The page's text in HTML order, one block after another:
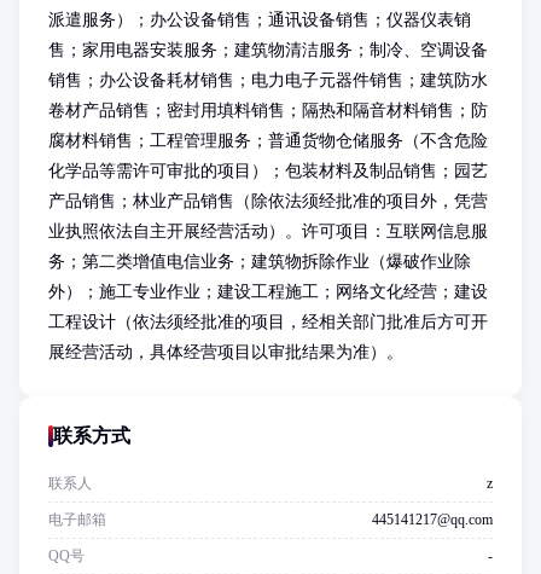
派遣服务）；办公设备销售；通讯设备销售；仪器仪表销
售；家用电器安装服务；建筑物清洁服务；制冷、空调设备
销售；办公设备耗材销售；电力电子元器件销售；建筑防水
卷材产品销售；密封用填料销售；隔热和隔音材料销售；防
腐材料销售；工程管理服务；普通货物仓储服务（不含危险
化学品等需许可审批的项目）；包装材料及制品销售；园艺
产品销售；林业产品销售（除依法须经批准的项目外，凭营
业执照依法自主开展经营活动）。许可项目：互联网信息服
务；第二类增值电信业务；建筑物拆除作业（爆破作业除
外）；施工专业作业；建设工程施工；网络文化经营；建设
工程设计（依法须经批准的项目，经相关部门批准后方可开
展经营活动，具体经营项目以审批结果为准）。
联系方式
联系人 z
电子邮箱 445141217@qq.com
QQ号 -